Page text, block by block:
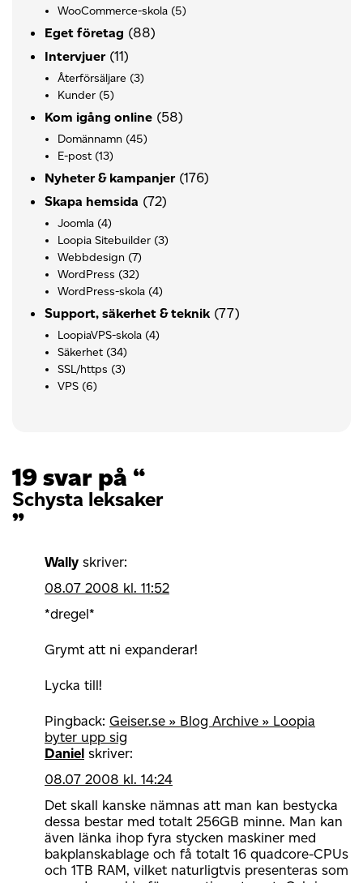
WooCommerce-skola (5)
Eget företag (88)
Intervjuer (11)
Återförsäljare (3)
Kunder (5)
Kom igång online (58)
Domännamn (45)
E-post (13)
Nyheter & kampanjer (176)
Skapa hemsida (72)
Joomla (4)
Loopia Sitebuilder (3)
Webbdesign (7)
WordPress (32)
WordPress-skola (4)
Support, säkerhet & teknik (77)
LoopiaVPS-skola (4)
Säkerhet (34)
SSL/https (3)
VPS (6)
19 svar på “
Schysta leksaker
”
Wally skriver:
08.07 2008 kl. 11:52
*dregel*
Grymt att ni expanderar!
Lycka till!
Pingback: Geiser.se » Blog Archive » Loopia
byter upp sig
Daniel skriver:
08.07 2008 kl. 14:24
Det skall kanske nämnas att man kan bestycka
dessa bestar med totalt 256GB minne. Man kan
även länka ihop fyra stycken maskiner med
bakplanskablage och få totalt 16 quadcore-CPUs
och 1TB RAM, vilket naturligtvis presenteras som